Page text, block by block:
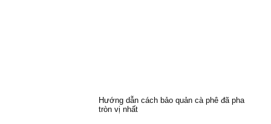
Hướng dẫn cách bảo quản cà phê đã pha
tròn vị nhất